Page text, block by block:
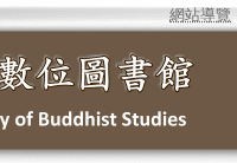
網站導覽